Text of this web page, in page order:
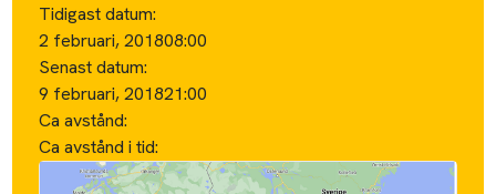
Tidigast datum:
2 februari, 201808:00
Senast datum:
9 februari, 201821:00
Ca avstånd:
Ca avstånd i tid: